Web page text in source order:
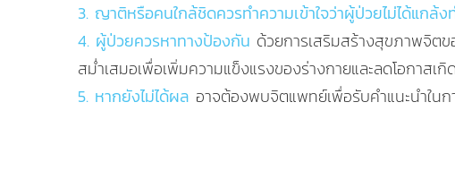
3. ญาติหรือคนใกล้ชิดควรทำความเข้าใจว่าผู้ป่วยไม่ได้แกล้ง
4. ผู้ป่วยควรหาทางป้องกัน ด้วยการเสริมสร้างสุขภาพจิต
สม่ำเสมอเพื่อเพิ่มความแข็งแรงของร่างกายและลดโอกาสเกิ
5. หากยังไม่ได้ผล อาจต้องพบจิตแพทย์เพื่อรับคำแนะนำในก